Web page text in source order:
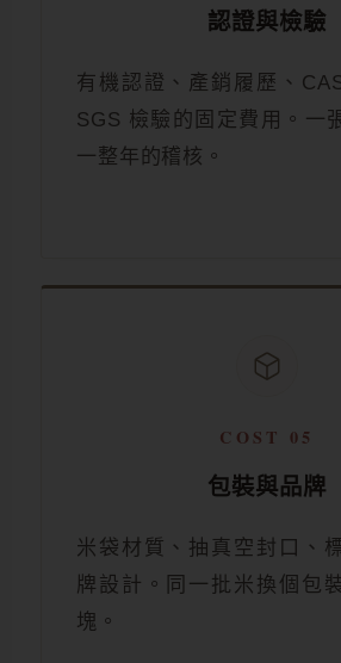
認證與檢驗
有機認證、產銷履歷、
SGS 檢驗的固定費用。一
一整年的稽核。
COST 05
包裝與品牌
米袋材質、抽真空封口、
牌設計。同一批米換個包
塊。